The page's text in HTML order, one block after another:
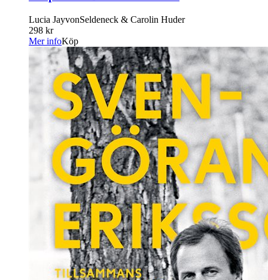
Lucia JayvonSeldeneck & Carolin Huder
298 kr
Mer infoKöp